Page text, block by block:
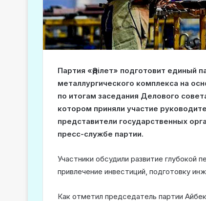
Партия «Әділет» подготовит единый
металлургического комплекса на
по итогам заседания Делового
котором приняли участие
представители государственных
пресс-службе партии.
Участники обсудили развитие глубокой
привлечение инвестиций, подготовку
Как отметил председатель партии